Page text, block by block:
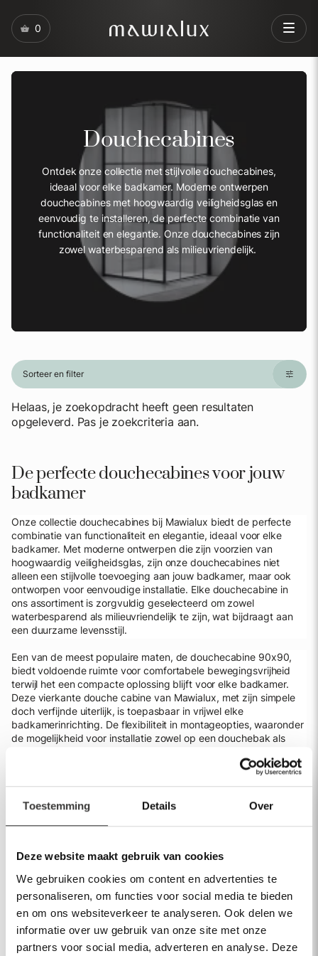
Toestemming Details Over
Deze website maakt gebruik van cookies
We gebruiken cookies om content en advertenties te
personaliseren, om functies voor social media te bieden
en om ons websiteverkeer te analyseren. Ook delen we
informatie over uw gebruik van onze site met onze
partners voor social media, adverteren en analyse. Deze
0
Douchecabines
Ontdek onze collectie met stijlvolle douchecabines,
ideaal voor elke badkamer. Moderne ontwerpen
douchecabines met hoogwaardig veiligheidsglas en
eenvoudig te installeren, de perfecte combinatie van
functionaliteit en elegantie. Onze douchecabines zijn
zowel waterbesparend als milieuvriendelijk.
Sorteer en filter
Helaas, je zoekopdracht heeft geen resultaten
opgeleverd. Pas je zoekcriteria aan.
De perfecte douchecabines voor jouw
badkamer
Onze collectie douchecabines bij Mawialux biedt de perfecte
combinatie van functionaliteit en elegantie, ideaal voor elke
badkamer. Met moderne ontwerpen die zijn voorzien van
hoogwaardig veiligheidsglas, zijn onze douchecabines niet
alleen een stijlvolle toevoeging aan jouw badkamer, maar ook
ontworpen voor eenvoudige installatie. Elke douchecabine in
ons assortiment is zorgvuldig geselecteerd om zowel
waterbesparend als milieuvriendelijk te zijn, wat bijdraagt aan
een duurzame levensstijl.
Een van de meest populaire maten, de douchecabine 90x90,
biedt voldoende ruimte voor comfortabele bewegingsvrijheid
terwijl het een compacte oplossing blijft voor elke badkamer.
Deze vierkante douche cabine van Mawialux, met zijn simpele
doch verfijnde uiterlijk, is toepasbaar in vrijwel elke
badkamerinrichting. De flexibiliteit in montageopties, waaronder
de mogelijkheid voor installatie zowel op een douchebak als
linker- of rechterzijde, maakt het een uiterst veelzijdige keuze
Unieke douchecabines
Daarom zijn al onze douchecabines uitgerust met
garanderen. Of u nu kiest voor een douchecabine 90x90 of een
andere maat, u kunt vertrouwen op de duurzaamheid en de
stijlvolle uitstraling van onze producten. Onze douchecabines,
met hun simpele doch stoere uiterlijk, zijn ontworpen om aan te
sluiten bij uiteenlopende badkamerstijlen, van klassiek tot
modern.